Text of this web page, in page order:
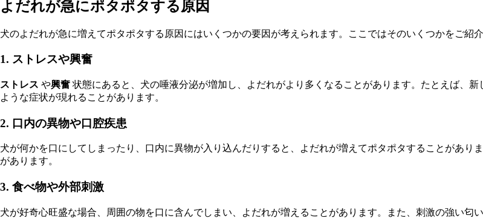
よだれが急にポタポタする原因
犬のよだれが急に増えてポタポタする原因にはいくつかの要因が考えられます。ここではそのいくつかをご紹介
1. ストレスや興奮
ストレス や興奮 状態にあると、犬の唾液分泌が増加し、よだれがより多くなることがあります。たとえば、
ような症状が現れることがあります。
2. 口内の異物や口腔疾患
犬が何かを口にしてしまったり、口内に異物が入り込んだりすると、よだれが増えてポタポタすることがあ
があります。
3. 食べ物や外部刺激
犬が好奇心旺盛な場合、周囲の物を口に含んでしまい、よだれが増えることがあります。また、刺激の強い匂